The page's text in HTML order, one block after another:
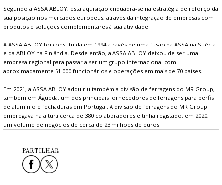
Segundo a ASSA ABLOY, esta aquisição enquadra-se na estratégia de reforço da
sua posição nos mercados europeus, através da integração de empresas com
produtos e soluções complementares à sua atividade.
A ASSA ABLOY foi constituída em 1994 através de uma fusão da ASSA na Suécia
e da ABLOY na Finlândia. Desde então, a ASSA ABLOY deixou de ser uma
empresa regional para passar a ser um grupo internacional com
aproximadamente 51 000 funcionários e operações em mais de 70 países.
Em 2021, a ASSA ABLOY adquiriu também a divisão de ferragens do MR Group,
também em Águeda, um dos principais fornecedores de ferragens para perfis
de alumínio e fechaduras em Portugal. A divisão de ferragens do MR Group
empregava na altura cerca de 380 colaboradores e tinha registado, em 2020,
um volume de negócios de cerca de 23 milhões de euros.
PARTILHAR